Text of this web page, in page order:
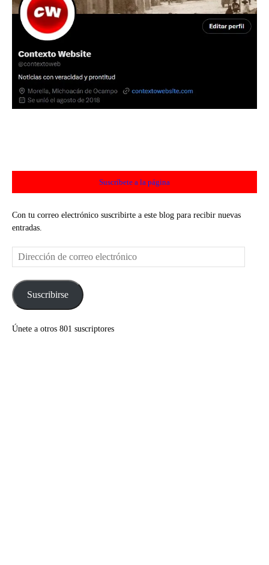
Suscríbete a la página
Con tu correo electrónico suscribirte a este blog para recibir nuevas
entradas.
Dirección
de
electrónicoSuscribirse
Únete a otros 801 suscriptores